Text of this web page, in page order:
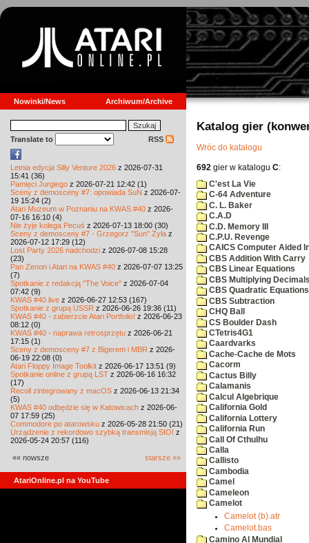
Nowinki/News Archiwum/Archive
Translate to RSS
Letnia edycja Silly Venture 2026 z 2026-07-31
15:41 (36)
Pamięci Jurgiego z 2026-07-21 12:42 (1)
Sceny z demosceny #7: opowiada SuN z 2026-07-
19 15:24 (2)
Atari Muzeum w Poznaniu na KWAS #40 z 2026-
07-16 16:10 (4)
Nie żyje kolega Pecuś z 2026-07-13 18:00 (30)
Sceny z demosceny #7 - Grzegorz "Sun" Żyła z
2026-07-12 17:29 (12)
Lost Party 2026 nadchodzi z 2026-07-08 15:28
(23)
Pan Zenon i Atari na KWAS #40 z 2026-07-07 13:25
(7)
Spotkanie z redakcją "The Voice" z 2026-07-04
07:42 (9)
KWAS #40 live z 2026-06-27 12:53 (167)
Spotkanie z grupą USSR z 2026-06-26 19:36 (11)
KWAS #40 - zabierzcie Atari Portfolio! z 2026-06-23
08:12 (0)
KWAS #40 - naprawa retrosprzętu z 2026-06-21
17:15 (1)
Sceny z demosceny #7 z Bigerem i MBR z 2026-
06-19 22:08 (0)
Atari Floppy Image Toolkit z 2026-06-17 13:51 (9)
Spotkanie online z grupą LST z 2026-06-16 16:32
(17)
Recoil zintegrowany z macOS z 2026-06-13 21:34
(5)
KWAS #40 odbędzie się w Katowicach z 2026-06-
07 17:59 (25)
Commodore po atarowsku z 2026-05-28 21:50 (21)
Urządzenie z rekordowo szybką transmisją SIO! z
2026-05-24 20:57 (116)
«« nowsze starsze »»
AtariOnline.pl na YouTube
Katalog gier
Wróc do katalogu
692 gier w katalogu C:
C'est La Vie
C-64 Adventure
C. L. Baker
C.A.D
C.D. Memory III
C.P.U. Revenge
CAICS Computer Aided
CBS Addition With Carry
CBS Linear Equations
CBS Multiplying
CBS Quadratic Equations
CBS Subtraction
CHQ Ball
CS Boulder Dash
CTetris4G1
Caardvarks
Cache-Cache de Mots
Cacorm
Cactus Billy
Calamanis
Calcul Algebrique
California Gold
California Lottery
California Run
Call Of Cthulhu
Calla
Callisto
Cambodia
Camel
Cameleon
Camelot
Camelot (b).atr
Camelot.bas
Camino Al Mundial